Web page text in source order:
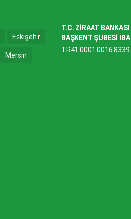
Eskişehir
Mersin
T.C. ZİRAAT BANKASI
BAŞKENT ŞUBESİ
TR41 0001 0016